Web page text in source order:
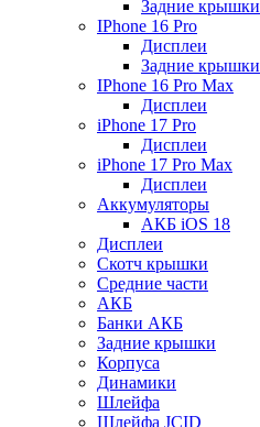
Задние крышки
IPhone 16 Pro
Дисплеи
Задние крышки
IPhone 16 Pro Max
Дисплеи
iPhone 17 Pro
Дисплеи
iPhone 17 Pro Max
Дисплеи
Аккумуляторы
АКБ iOS 18
Дисплеи
Скотч крышки
Средние части
АКБ
Банки АКБ
Задние крышки
Корпуса
Динамики
Шлейфа
Шлейфа JCID